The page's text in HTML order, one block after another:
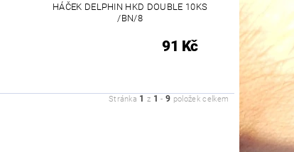
HÁČEK DELPHIN HKD DOUBLE 10KS
/BN/8
91 Kč
Stránka 1 z 1 -9 položek celkem